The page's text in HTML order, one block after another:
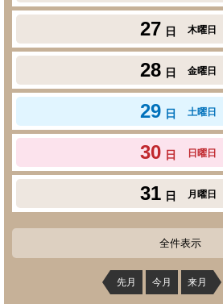
27 日 木曜日
28 日 金曜日
29 日 土曜日
30 日 日曜日
31 日 月曜日
全件表示
先月 今月 来月